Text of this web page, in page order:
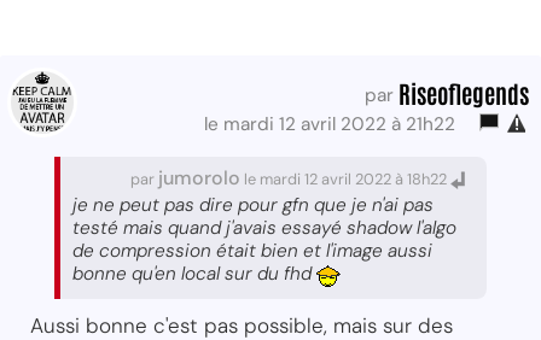
par Riseoflegends
le mardi 12 avril 2022 à 21h22
par jumorolo le mardi 12 avril 2022 à 18h22
je ne peut pas dire pour gfn que je n'ai pas
testé mais quand j'avais essayé shadow l'algo
de compression était bien et l'image aussi
bonne qu'en local sur du fhd
Aussi bonne c'est pas possible, mais sur des